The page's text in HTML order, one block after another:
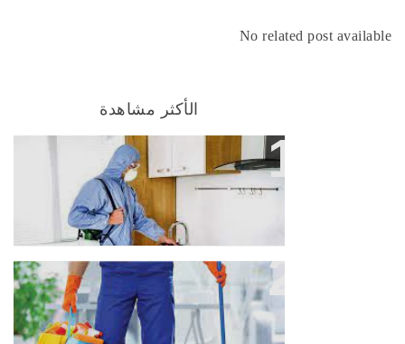
No related post available
الأكثر مشاهدة
متخصصون في رس المبيادات
الحشرية مع الضمان
تنظيف المنازل والشقق والفلل
والكنب